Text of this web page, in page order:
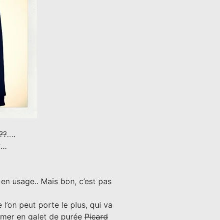
….
usage.. Mais bon, c’est pas
l’on peut porte le plus, qui va
en galet de purée Picard